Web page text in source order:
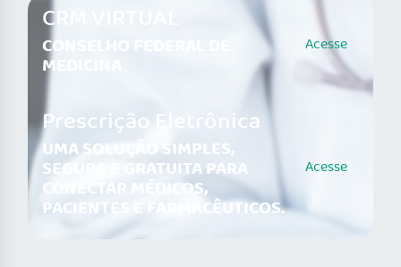
CRM VIRTUAL
CONSELHO FEDERAL DE
MEDICINA
Acesse
Prescrição Eletrônica
UMA SOLUÇÃO SIMPLES,
SEGURA E GRATUITA PARA
CONECTAR MÉDICOS,
PACIENTES E FARMACÊUTICOS.
Acesse